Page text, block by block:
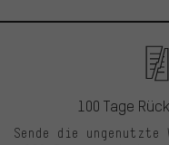
100 Tage
Sende die ungenutzte